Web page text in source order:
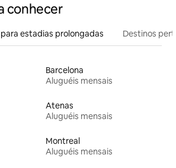
conhecer
estadias prolongadas Destinos
Barcelona
Aluguéis mensais
Atenas
Aluguéis mensais
Montreal
Aluguéis mensais